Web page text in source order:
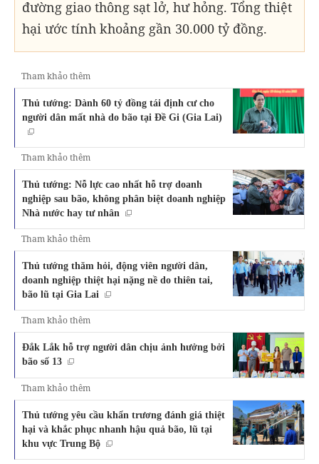
đường giao thông sạt lở, hư hỏng. Tổng thiệt
hại ước tính khoảng gần 30.000 tỷ đồng.
Tham khảo thêm
Thủ tướng: Dành 60 tỷ đồng tái định cư cho
người dân mất nhà do bão tại Đề Gi (Gia Lai)
Tham khảo thêm
Thủ tướng: Nỗ lực cao nhất hỗ trợ doanh
nghiệp sau bão, không phân biệt doanh nghiệp
Nhà nước hay tư nhân
Tham khảo thêm
Thủ tướng thăm hỏi, động viên người dân,
doanh nghiệp thiệt hại nặng nề do thiên tai,
bão lũ tại Gia Lai
Tham khảo thêm
Đắk Lắk hỗ trợ người dân chịu ảnh hưởng bởi
bão số 13
Tham khảo thêm
Thủ tướng yêu cầu khẩn trương đánh giá thiệt
hại và khắc phục nhanh hậu quả bão, lũ tại
khu vực Trung Bộ